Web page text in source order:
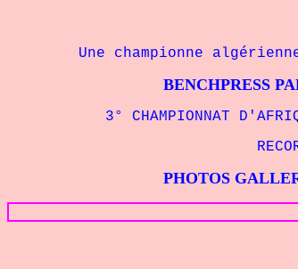
Une championne algérienne
BENCHPRESS
3° CHAMPIONNAT
RECORD
PHOTOS